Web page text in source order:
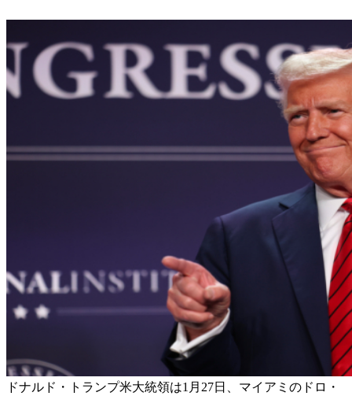
ドナルド・トランプ米大統領は1月27日、マイアミのドロ・